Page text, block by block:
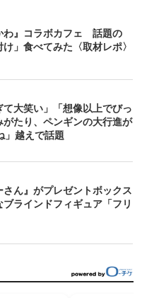
わ』コラボカフェ 話題の
け」食べてみた〈取材レポ〉
て大笑い」「想像以上でびっ
たり、ペンギンの大行進が
」越えで話題
さん』がプレゼントボックス
ラインドフィギュア「フリ